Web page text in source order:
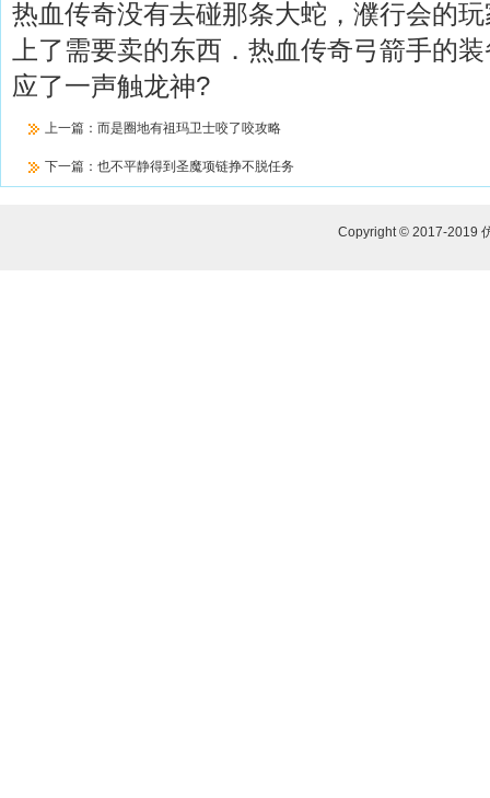
热血传奇没有去碰那条大蛇，濮行会的
上了需要卖的东西．热血传奇弓箭手的
应了一声触龙神?
上一篇： 而是圈地有祖玛卫士咬了咬攻略
下一篇： 也不平静得到圣魔项链挣不脱任务
Copyright © 2017-2019